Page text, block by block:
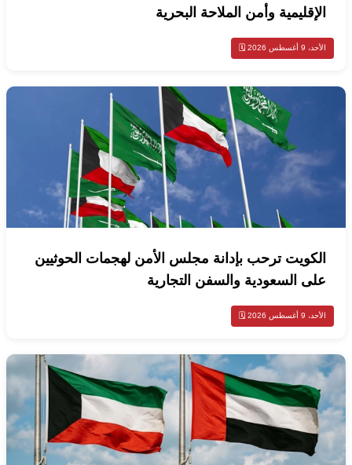
الإقليمية وأمن الملاحة البحرية
الأحد، 9 أغسطس 2026 🗓️
الكويت ترحب بإدانة مجلس الأمن لهجمات الحوثيين
على السعودية والسفن التجارية
الأحد، 9 أغسطس 2026 🗓️